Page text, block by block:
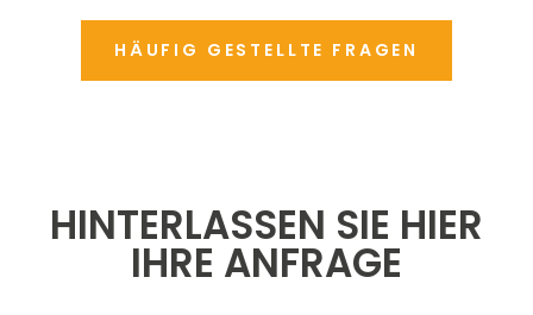
HÄUFIG GESTELLTE FRAGEN
HINTERLASSEN SIE HIER
IHRE ANFRAGE